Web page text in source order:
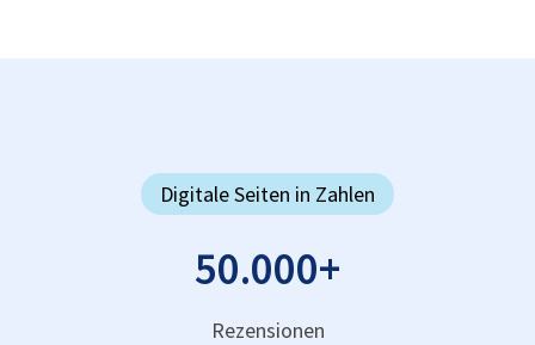
Digitale Seiten in Zahlen
50.000+
Rezensionen